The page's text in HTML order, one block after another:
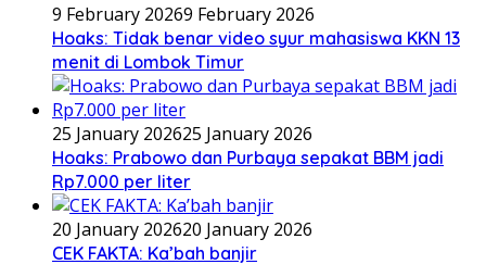
9 February 20269 February 2026
Hoaks: Tidak benar video syur mahasiswa KKN 13
menit di Lombok Timur
25 January 202625 January 2026
Hoaks: Prabowo dan Purbaya sepakat BBM jadi
Rp7.000 per liter
20 January 202620 January 2026
CEK FAKTA: Ka’bah banjir